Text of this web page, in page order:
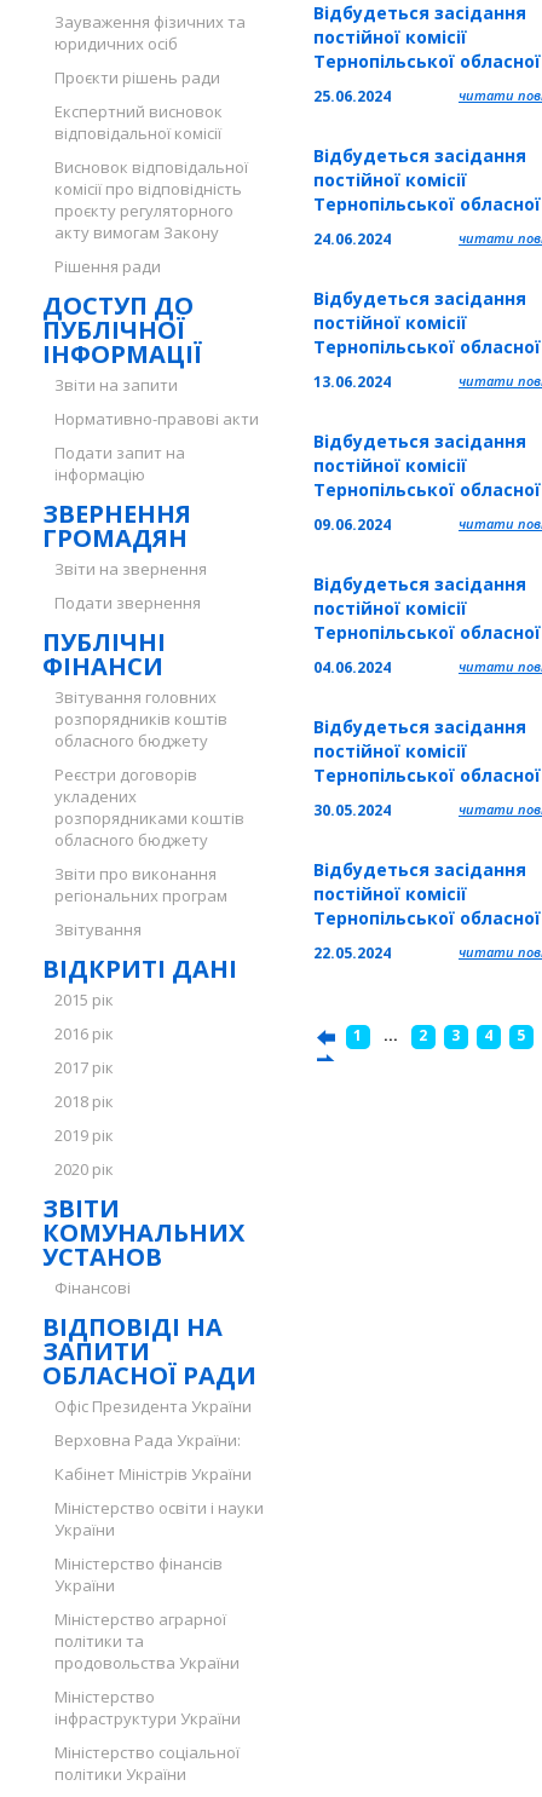
Зауваження фізичних та
юридичних осіб
Проєкти рішень ради
Експертний висновок
відповідальної комісії
Висновок відповідальної
комісії про відповідність
проєкту регуляторного
акту вимогам Закону
Рішення ради
ДОСТУП ДО
ПУБЛІЧНОЇ
ІНФОРМАЦІЇ
Звіти на запити
Нормативно-правові акти
Подати запит на
інформацію
ЗВЕРНЕННЯ
ГРОМАДЯН
Звіти на звернення
Подати звернення
ПУБЛІЧНІ
ФІНАНСИ
Звітування головних
розпорядників коштів
обласного бюджету
Реєстри договорів
укладених
розпорядниками коштів
обласного бюджету
Звіти про виконання
регіональних програм
Звітування
ВІДКРИТІ ДАНІ
2015 рік
2016 рік
2017 рік
2018 рік
2019 рік
2020 рік
ЗВІТИ
КОМУНАЛЬНИХ
УСТАНОВ
Фінансові
ВІДПОВІДІ НА
ЗАПИТИ
ОБЛАСНОЇ РАДИ
Офіс Президента України
Верховна Рада України:
Кабінет Міністрів України
Міністерство освіти і науки
України
Міністерство фінансів
України
Міністерство аграрної
політики та
продовольства України
Міністерство
інфраструктури України
Міністерство соціальної
політики України
Відбудеться засідання
постійної комісії
Тернопільської
з питань з питань
науки, молодіжної
25.06.2024 читати
Відбудеться засідання
постійної комісії
Тернопільської
з питань соціального
населення та
24.06.2024 читати
Відбудеться засідання
постійної комісії
Тернопільської
з питань законності,
запобігання корупції,
діяльності та
демократичного
контролю за сектором
безпеки, оборони і
13.06.2024 читати
Відбудеться засідання
постійної комісії
Тернопільської
з питань охорони
сім’ї, материнства,
09.06.2024 читати
Відбудеться засідання
постійної комісії
Тернопільської
з питань законності,
запобігання корупції,
діяльності та
демократичного
контролю за сектором
безпеки, оборони і
04.06.2024 читати
Відбудеться засідання
постійної комісії
Тернопільської
з питань соціально-
економічного розвитку,
туризму, курортно-
рекреаційної та
зовнішньоекономічної
діяльності
30.05.2024 читати
Відбудеться засідання
постійної комісії
Тернопільської
з питань законності,
запобігання корупції,
демократичного
контролю за сектором
22.05.2024 читати
1 ... 2 3 4 5